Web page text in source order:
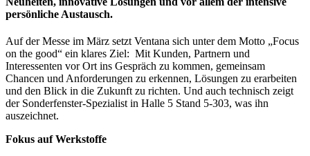
persönliche Austausch.
Auf der Messe im März setzt Ventana sich unter dem Motto „Focus
on the good“ ein klares Ziel: Mit Kunden, Partnern und
Interessenten vor Ort ins Gespräch zu kommen, gemeinsam
Chancen und Anforderungen zu erkennen, Lösungen zu erarbeiten
und den Blick in die Zukunft zu richten. Und auch technisch zeigt
der Sonderfenster-Spezialist in Halle 5 Stand 5-303, was ihn
auszeichnet.
Fokus auf Werkstoffe